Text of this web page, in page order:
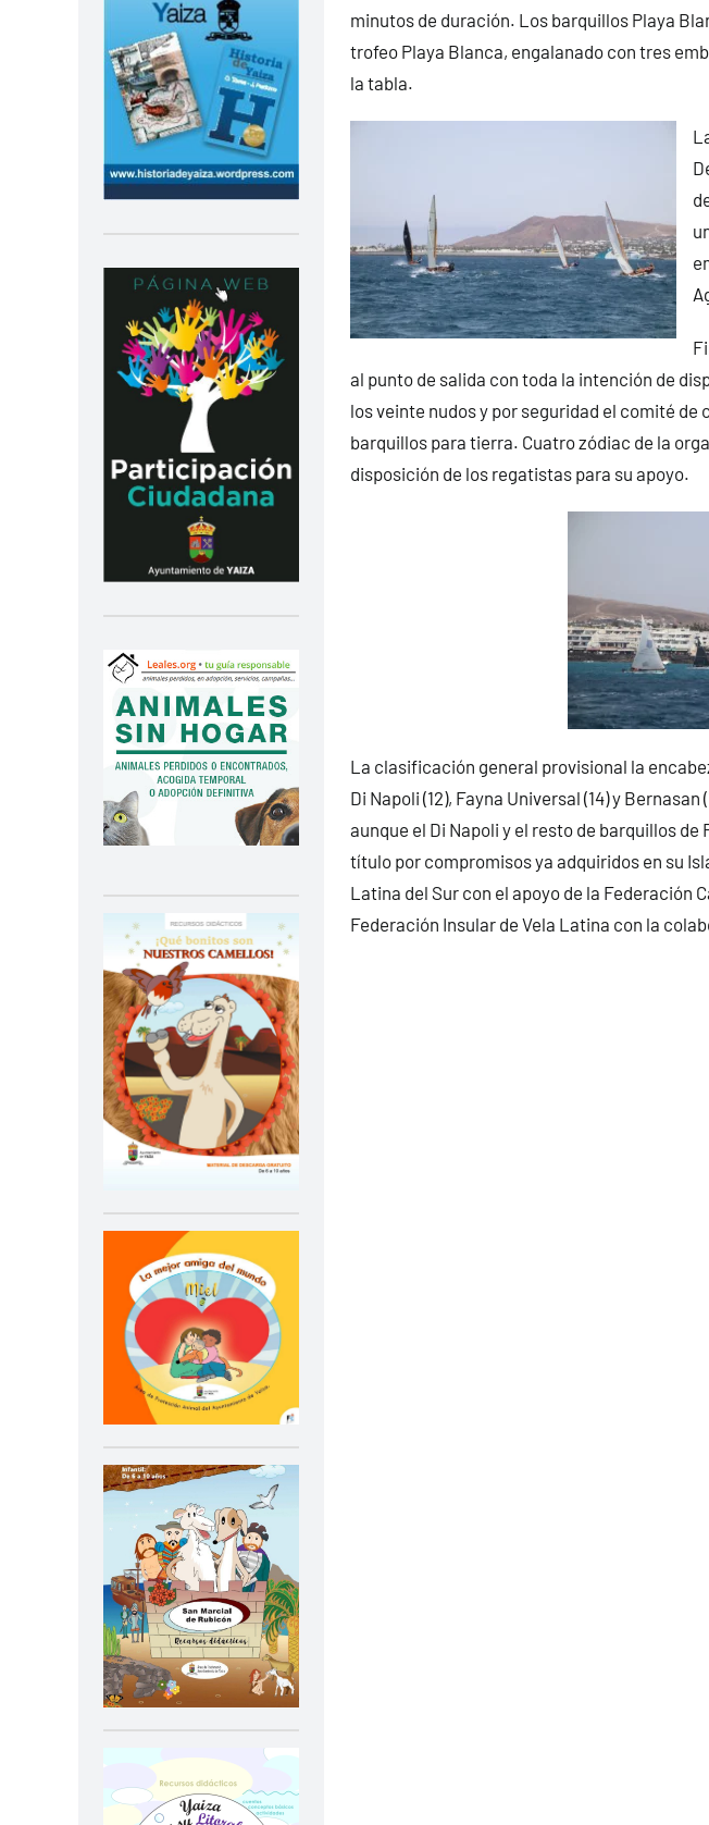
minutos de duración. Los barquillos Playa
trofeo Playa Blanca, engalanado con tres
la tabla.
al punto de salida con toda la intención de
los veinte nudos y por seguridad el comité
barquillos para tierra. Cuatro zódiac de la
disposición de los regatistas para su apoyo.
La clasificación general provisional la
Di Napoli (12), Fayna Universal (14) y
aunque el Di Napoli y el resto de barquillos
título por compromisos ya adquiridos en su
Latina del Sur con el apoyo de la Federación
Federación Insular de Vela Latina con la